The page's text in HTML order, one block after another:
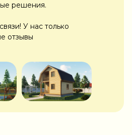
решения.
У нас только
отзывы